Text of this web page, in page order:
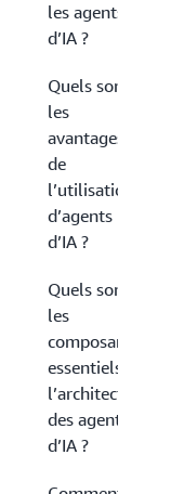
les agents
d’IA ?
Quels sont
les
avantages
de
l’utilisation
d’agents
d’IA ?
Quels sont
les
composants
essentiels de
l’architecture
des agents
d’IA ?